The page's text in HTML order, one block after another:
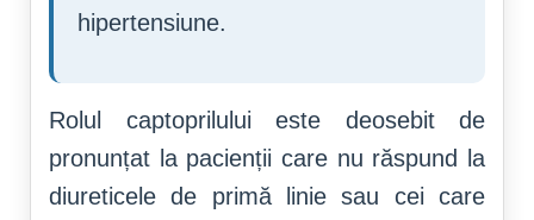
hipertensiune.
Rolul captoprilului este deosebit de
pronunțat la pacienții care nu răspund la
diureticele de primă linie sau cei care